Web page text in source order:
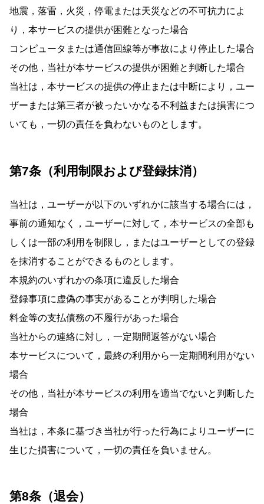
地震，落雷，火災，停電または天災などの不可抗力によ
り，本サービスの提供が困難となった場合
コンピュータまたは通信回線等が事故により停止した場合
その他，当社が本サービスの提供が困難と判断した場合
当社は，本サービスの提供の停止または中断により，ユー
ザーまたは第三者が被ったいかなる不利益または損害につ
いても，一切の責任を負わないものとします。
第7条（利用制限および登録抹消）
当社は，ユーザーが以下のいずれかに該当する場合には，
事前の通知なく，ユーザーに対して，本サービスの全部も
しくは一部の利用を制限し，またはユーザーとしての登録
を抹消することができるものとします。
本規約のいずれかの条項に違反した場合
登録事項に虚偽の事実があることが判明した場合
料金等の支払債務の不履行があった場合
当社からの連絡に対し，一定期間返答がない場合
本サービスについて，最終の利用から一定期間利用がない
場合
その他，当社が本サービスの利用を適当でないと判断した
場合
当社は，本条に基づき当社が行った行為によりユーザーに
生じた損害について，一切の責任を負いません。
第8条（退会）